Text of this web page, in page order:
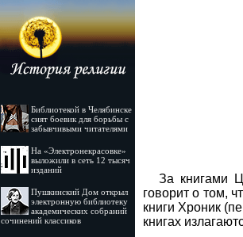
Библиотекой в Челябинске
снят боевик для борьбы с
забывчивыми читателями
На «Электронекрасовке»
выложили в сеть 12 тысяч
изданий
Пушкинский Дом открыл
электронную библиотеку
академических собраний
сочинений классиков
За книгами
говорит о том,
книги Хроник
книгах